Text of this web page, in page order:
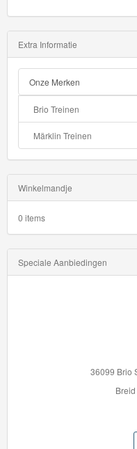
Extra Informatie
Onze Merken
Brio Treinen
Märklin Treinen
Winkelmandje
0 items
Speciale Aanbiedingen
36099 Brio
Breid